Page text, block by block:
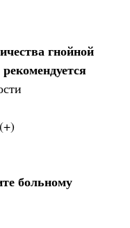
гнойной
больному